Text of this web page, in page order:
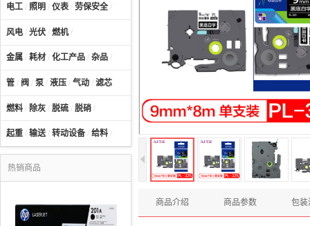
电工 / 照明 / 仪表 / 劳保安全 /
风电 / 光伏 / 燃机/
金属 / 耗材 / 化工产品 / 杂品 /
管 / 阀 / 泵 / 液压 / 气动 / 滤芯
燃料 / 除灰 / 脱硫 / 脱硝 /
起重 / 输送/ 转动设备 / 给料 /
热销商品
商品介绍 商品参数 包装